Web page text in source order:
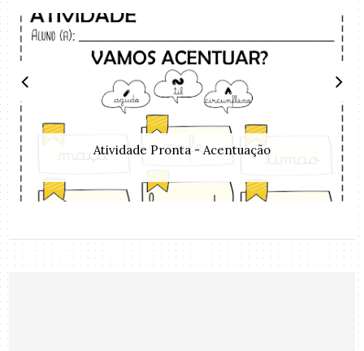
Atividade Pronta - Acentuação